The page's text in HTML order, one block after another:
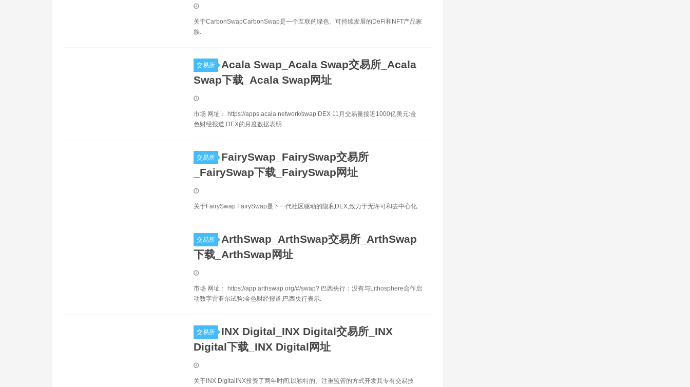
关于CarbonSwapCarbonSwap是一个互联的绿色、可持续发展的DeFi和NFT产品家
族.
交易所
Acala Swap_Acala Swap交易所_Acala
Swap下载_Acala Swap网址
市场 网址： https://apps.acala.network/swap DEX 11月交易量接近1000亿美元:金
色财经报道,DEX的月度数据表明.
交易所
FairySwap_FairySwap交易所
_FairySwap下载_FairySwap网址
关于FairySwap FairySwap是下一代社区驱动的隐私DEX,致力于无许可和去中心化.
交易所
ArthSwap_ArthSwap交易所_ArthSwap
下载_ArthSwap网址
市场 网址： https://app.arthswap.org/#/swap? 巴西央行：没有与Lithosphere合作启
动数字雷亚尔试验:金色财经报道,巴西央行表示.
交易所
INX Digital_INX Digital交易所_INX
Digital下载_INX Digital网址
关于INX DigitalINX投资了两年时间,以独特的、注重监管的方式开发其专有交易技